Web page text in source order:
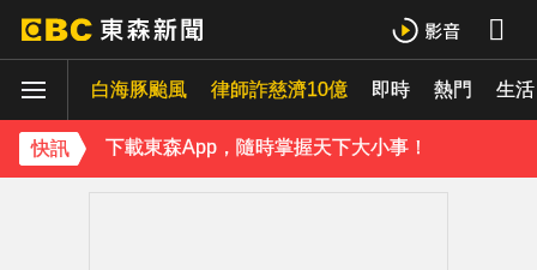
白海豚颱風 律師詐慈濟10億 即時 熱門 生活
快訊
下載東森App，隨時掌握天下大小事！